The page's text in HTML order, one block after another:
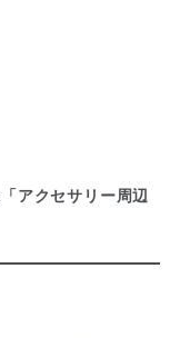
アクセサリー周辺